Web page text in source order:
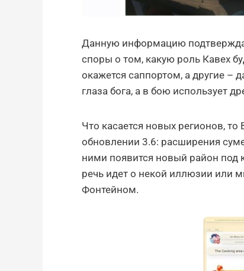
Данную информацию
споры о том, какую роль Кавех
окажется саппортом, а другие –
глаза бога, а в бою использует
Что касается новых регионов,
обновлении 3.6: расширения
ними появится новый район под
речь идет о некой иллюзии или
Фонтейном.